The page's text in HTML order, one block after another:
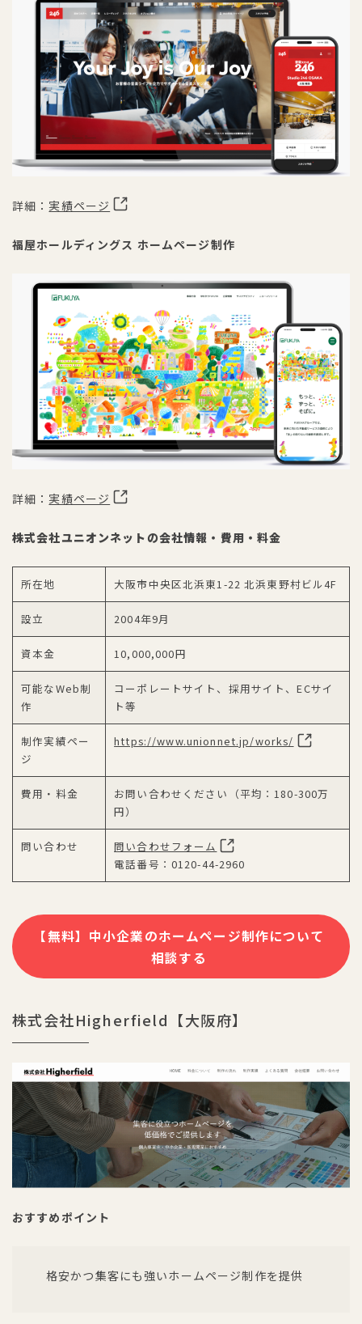
詳細： 実績ページ
福屋ホールディングス ホームページ制作
詳細： 実績ページ
株式会社ユニオンネットの会社情報・費用・料金
所在地 大阪市中央区北浜東1-22 北浜東野村ビル4F
設立 2004年9月
資本金 10,000,000円
可能なWeb制
作
コーポレートサイト、採用サイト、ECサイ
ト等
制作実績ペー
ジ
https://www.unionnet.jp/works/
費用・料金
お問い合わせください（平均：180-300万
円）
問い合わせ
問い合わせフォーム
電話番号：0120-44-2960
【無料】中小企業のホームページ制作について
相談する
株式会社Higherfield【大阪府】
おすすめポイント
格安かつ集客にも強いホームページ制作を提供